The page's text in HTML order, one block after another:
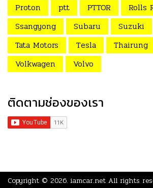
Proton
ptt PTTOR
Rolls
Ssangyong
Subaru Suzuki
Tata Motors
Tesla Thairung
Volkwagen
Volvo
ติดตามช่องของเรา
Copyright © 2026. iamcar.net All rights